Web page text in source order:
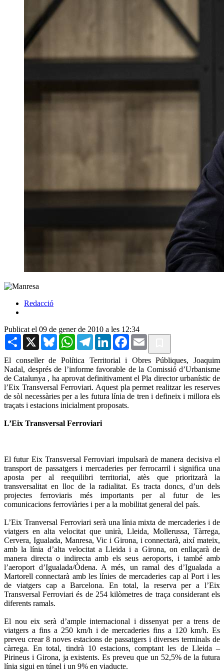
Redacció
Publicat el 09 de gener de 2010 a les 12:34
Share X BlueskyWhatsAppTelegramLinkedInFacebook
Email
El conseller de Política Territorial i Obres Públiques, Joaquim
Nadal, després de l’informe favorable de la Comissió d’Urbanisme
de Catalunya , ha aprovat definitivament el Pla director urbanístic de
l’Eix Transversal Ferroviari. Aquest pla permet realitzar les reserves
de sòl necessàries per a les futura línia de tren i defineix i millora els
traçats i estacions inicialment proposats.
L’Eix Transversal Ferroviari
El futur Eix Transversal Ferroviari impulsarà de manera decisiva el
transport de passatgers i mercaderies per ferrocarril i significa una
aposta per al reequilibri territorial, atès que prioritzarà la
transversalitat en lloc de la radialitat. Es tracta doncs, d’un dels
projectes ferroviaris més importants per al futur de les
comunicacions ferroviàries i per a la mobilitat general del país.
L’Eix Tranversal Ferroviari serà una línia mixta de mercaderies i de
viatgers en alta velocitat que unirà, Lleida, Mollerussa, Tàrrega,
Cervera, Igualada, Manresa, Vic i Girona, i connectarà, així mateix,
amb la línia d’alta velocitat a Lleida i a Girona, on enllaçarà de
manera directa o indirecta amb els seus aeroports, i també amb
l’aeroport d’Igualada/Òdena. A més, un ramal des d’Igualada a
Martorell connectarà amb les línies de mercaderies cap al Port i les
de viatgers cap a Barcelona. En total, la reserva per a l’Eix
Transversal Ferroviari és de 254 kilòmetres de traça considerant els
diferents ramals.
El nou eix serà d’ample internacional i dissenyat per a trens de
viatgers a fins a 250 km/h i de mercaderies fins a 120 km/h. Es
preveu crear 8 noves estacions de passatgers i diverses terminals de
càrrega. En total, tindrà 10 estacions, comptant les de Lleida –
Pirineus i Girona, ja existents. Es preveu que un 52,5% de la futura
línia sigui en túnel i un 9% en viaducte.